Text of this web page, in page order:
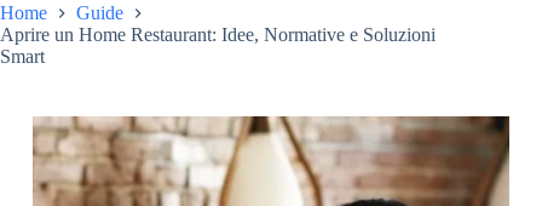
Home
Guide
Aprire un Home Restaurant: Idee, Normative e Soluzioni
Smart